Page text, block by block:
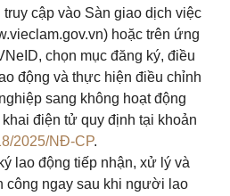
cập vào Sàn giao dịch việc
hoặc trên ứng
chọn mục đăng ký, điều
động và thực hiện điều chỉnh
sang không hoạt động
điện tử quy định tại khoản
2025/NĐ-CP.
lao động tiếp nhận, xử lý và
công ngay sau khi người lao